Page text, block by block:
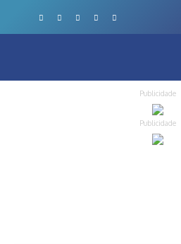
Publicidade
Publicidade